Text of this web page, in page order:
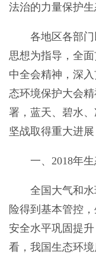
法治的力量保护生
各地区各部门
思想为指导，全
中全会精神，深
态环境保护大会
署，蓝天、碧水
坚战取得重大进
一、2018年生
全国大气和水
险得到基本管控
安全水平巩固提
看，我国生态环